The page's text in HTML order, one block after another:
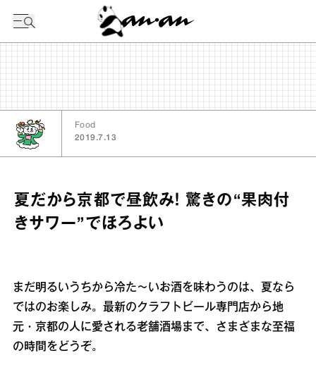
Food
2019.7.13
夏だから京都で昼飲み！ 驚きの“果肉付
きサワー”でほろよい
まだ明るいうちから冷た～いお酒を味わうのは、夏なら
ではのお楽しみ。最新のクラフトビール専門店から地
元・京都の人に愛される老舗酒場まで、さまざまな至福
の時間をどうぞ。